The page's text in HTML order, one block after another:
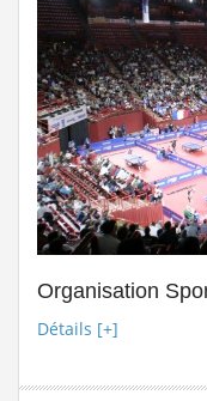
suite
Stage de
Organisation
Détails [+]